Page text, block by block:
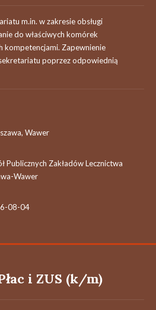
m.in. w zakresie obsługi
do właściwych komórek
kompetencjami. Zapewnienie
poprzez odpowiednią
Wawer
Publicznych Zakładów Lecznictwa
Wawer
08-04
i ZUS (k/m)